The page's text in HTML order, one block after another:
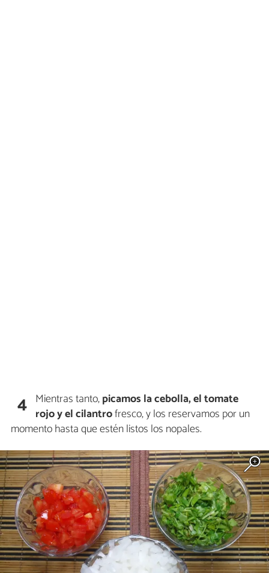
4 Mientras tanto,picamos la cebolla, el tomate
rojo y el cilantrofresco, y los reservamos por un
momento hasta que estén listos los nopales.